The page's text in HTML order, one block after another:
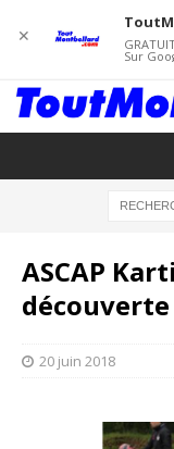
ASCAP
découverte
20 juin 2018
✕
Sur